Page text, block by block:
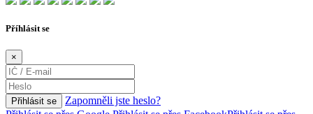
Příhlásit se
×
Přihlásit se
Zapomněli jste heslo?